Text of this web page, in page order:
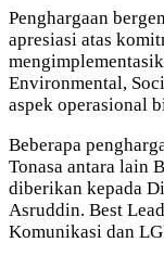
Penghargaan
apresiasi atas
Environmental,
aspek operasional
Beberapa
Tonasa antara lain
diberikan kepada
Asruddin. Best
Komunikasi dan